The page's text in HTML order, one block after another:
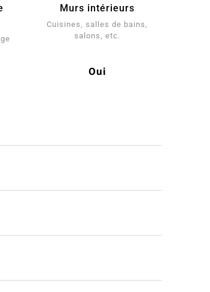
Murs intérieurs
Cuisines, salles de bains,
salons, etc.
Oui